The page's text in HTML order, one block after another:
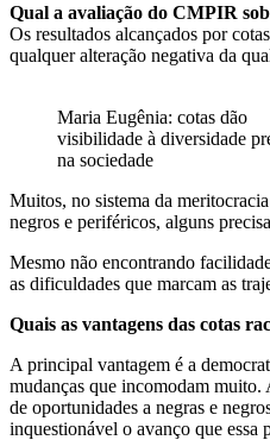
Qual a avaliação do CMPIR
Os resultados alcançados por
qualquer alteração negativa da
Maria Eugênia: cotas dão
visibilidade à diversidade
na sociedade
Muitos, no sistema da
negros e periféricos, alguns
Mesmo não encontrando
as dificuldades que marcam as
Quais as vantagens das cotas
A principal vantagem é a
mudanças que incomodam muito.
de oportunidades a negras e
inquestionável o avanço que essa